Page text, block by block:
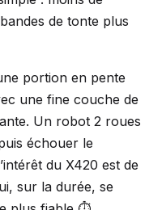
de tonte plus
portion en pente
une fine couche de
Un robot 2 roues
échouer le
du X420 est de
sur la durée, se